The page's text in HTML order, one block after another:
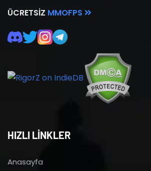
ÜCRETSIZ MMOFPS
HIZLI LİNKLER
Anasayfa